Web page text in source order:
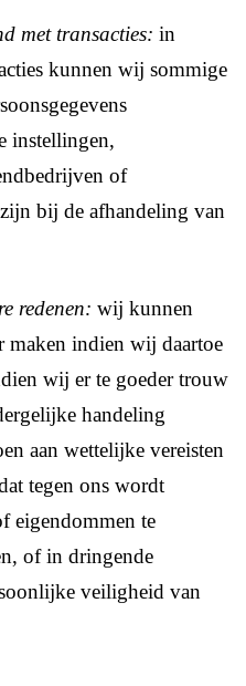
met transacties: in
kunnen wij sommige
instellingen,
of
bij de afhandeling van
redenen: wij kunnen
maken indien wij daartoe
wij er te goeder trouw
handeling
aan wettelijke vereisten
tegen ons wordt
eigendommen te
of in dringende
veiligheid van